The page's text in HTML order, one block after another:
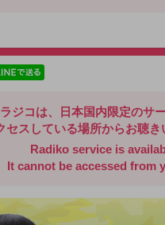
ラジコは、日本国内限定のサ
セスしている場所からお聴き
Radiko service is
It cannot be accessed from